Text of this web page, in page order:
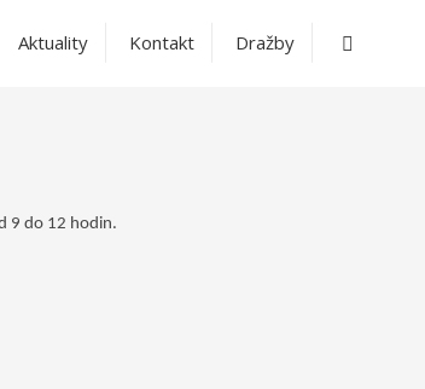
Aktuality Kontakt Dražby
9 do 12 hodin.